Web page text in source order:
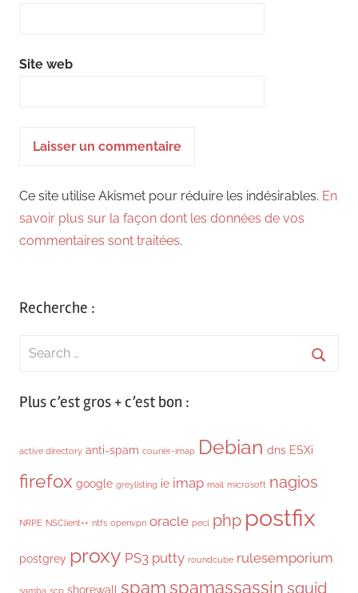
Site web
Ce site utilise Akismet pour réduire les indésirables. En
savoir plus sur la façon dont les données de vos
commentaires sont traitées.
Recherche :
Search
Plus c’est gros + c’est bon :
active directory anti-spam courier-imap Debian dns ESXi
firefox google greylisting ie imap mail microsoft nagios
NRPE NSClient++ ntfs openvpn oracle pecl php postfix
postgrey proxy PS3 putty roundcube rulesemporium
samba scp shorewall spam spamassassin squid